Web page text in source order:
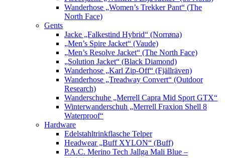
Wanderhose „Women’s Trekker Pant“ (The
North Face)
Gents
Jacke „Falkestind Hybrid“ (Norrøna)
„Men’s Spire Jacket“ (Vaude)
„Men’s Resolve Jacket“ (The North Face)
„Solution Jacket“ (Black Diamond)
Wanderhose „Karl Zip-Off“ (Fjällräven)
Wanderhose „Treadway Convert“ (Outdoor
Research)
Wanderschuhe „Merrell Capra Mid Sport GTX“
Winterwanderschuh „Merrell Fraxion Shell 8
Waterproof“
Hardware
Edelstahltrinkflasche Telper
Headwear „Buff XYLON“ (Buff)
P.A.C. Merino Tech Jallga Mali Blue –